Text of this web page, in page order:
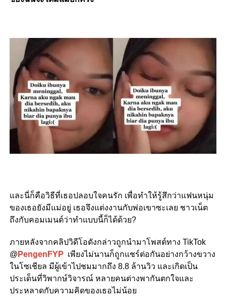
และนี่ก็คือวิธีที่เธอปลอบใจคนรัก เพื่อทำให้รู้สึกว่าแฟนหนุ่ม
ของเธอยังมีแม่อยู่ เธอจึงแต่งงานกับพ่อเขาซะเลย ชาวเน็ต
ถึงกับคอมเมนต์ว่าทำแบบนี้ก็ได้ด้วย?
ภายหลังจากคลิปวิดีโอดังกล่าวถูกนำมาโพสต์ทาง TikTok
@ PengenFYP เพียงไม่นานก็ถูกแชร์ต่อกันอย่างกว้างขวาง
ในโซเชียล มีผู้เข้าไปชมมากถึง 8.8 ล้านวิว และเกิดเป็น
ประเด็นที่วิพากษ์วิจารณ์ หลายคนต่างพากันตกใจและ
ประหลาดกับความคิดของเธอไม่น้อย